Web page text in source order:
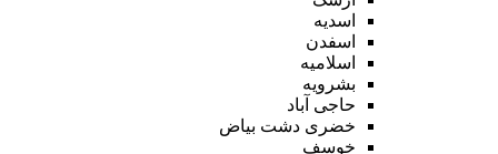
اسدیه
اسفدن
اسلامیه
بشرویه
حاجی آباد
خضری دشت بیاض
خوسف